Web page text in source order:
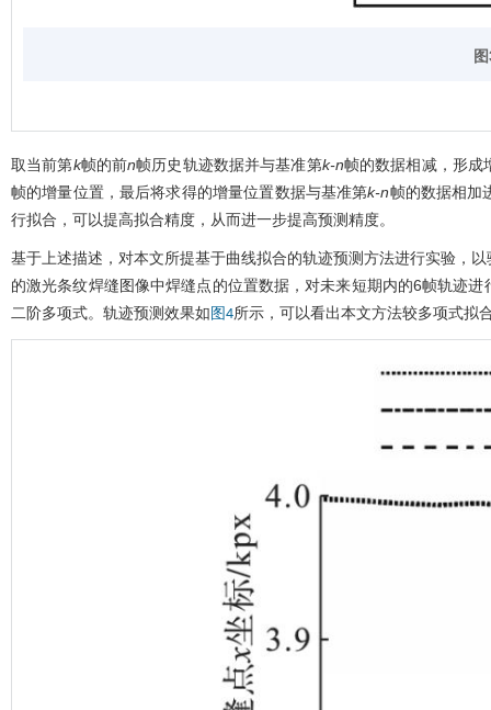
取当前第k帧的前n帧历史轨迹数据并与基准第k-n帧的数据相减，形成
帧的增量位置，最后将求得的增量位置数据与基准第k-n帧的数据相加
行拟合，可以提高拟合精度，从而进一步提高预测精度。
基于上述描述，对本文所提基于曲线拟合的轨迹预测方法进行实验，
的激光条纹焊缝图像中焊缝点的位置数据，对未来短期内的6帧轨迹
二阶多项式。轨迹预测效果如 图4所示，可以看出本文方法较多项式拟